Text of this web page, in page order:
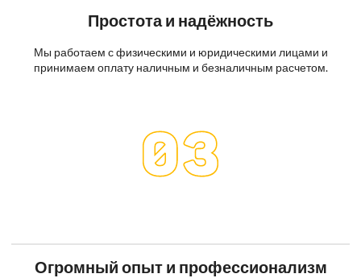
Простота и надёжность
Мы работаем с физическими и юридическими лицами и
принимаем оплату наличным и безналичным расчетом.
Огромный опыт и профессионализм